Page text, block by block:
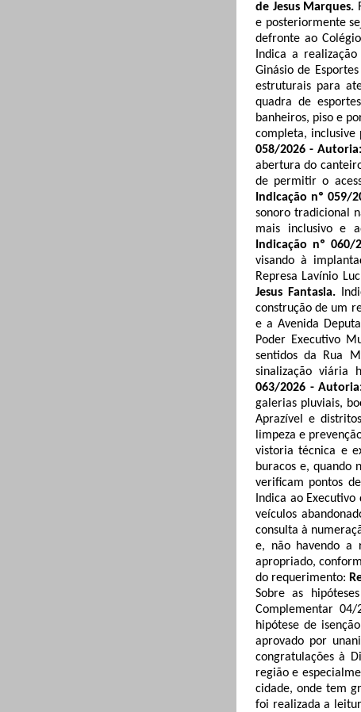
de Jesus Marques.
e posteriormente
defronte ao
Indica a
Ginásio de
estruturais para
quadra de
banheiros, piso e
completa, inclusive
058/2026 -
abertura do
de permitir o
Indicação nº 059/
sonoro tradicional
mais inclusivo e
Indicação nº
visando à
Represa Lavínio
Jesus Fantasia.
construção de um
e a Avenida
Poder Executivo
sentidos da Rua
sinalização viária
063/2026 -
galerias pluviais,
Aprazível e
limpeza e
vistoria técnica e
buracos e, quando
verificam pontos
Indica ao
veículos
consulta à
e, não havendo a
apropriado,
do requerimento:
Sobre as
Complementar
hipótese de
aprovado por
congratulações à
região e
cidade, onde tem
foi realizada a